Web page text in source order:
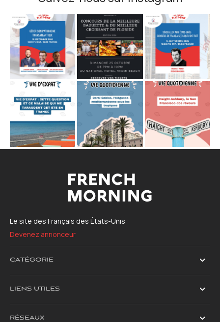
Le site des Français des États-Unis
Devenez annonceur
CATÉGORIE
LIENS UTILES
RÉSEAUX